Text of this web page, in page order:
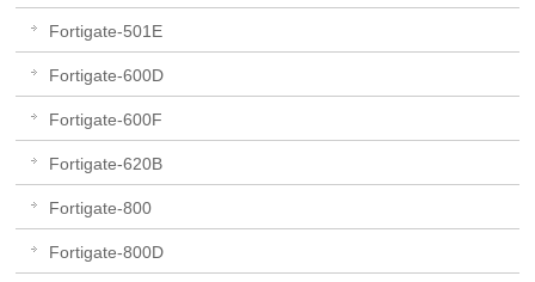
Fortigate-501E
Fortigate-600D
Fortigate-600F
Fortigate-620B
Fortigate-800
Fortigate-800D